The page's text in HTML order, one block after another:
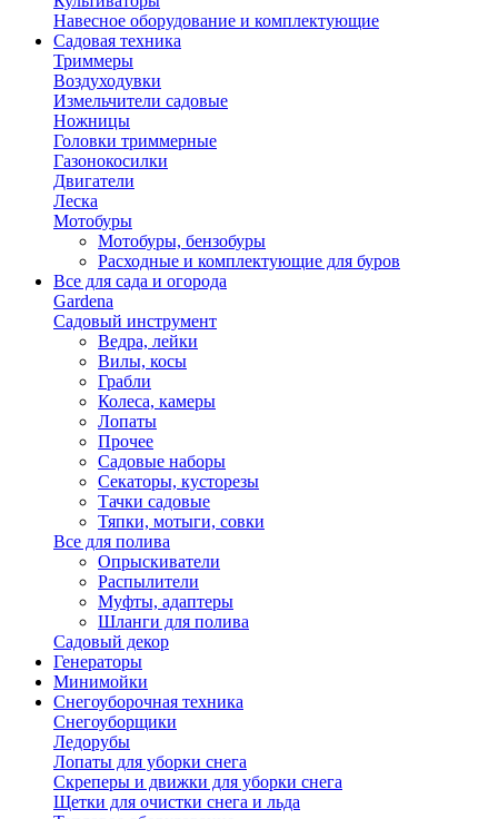
Навесное оборудование и комплектующие
Садовая техника
Триммеры
Воздуходувки
Измельчители садовые
Ножницы
Головки триммерные
Газонокосилки
Двигатели
Леска
Мотобуры
Мотобуры, бензобуры
Расходные и комплектующие для буров
Все для сада и огорода
Gardena
Садовый инструмент
Ведра, лейки
Вилы, косы
Грабли
Колеса, камеры
Лопаты
Прочее
Садовые наборы
Секаторы, кусторезы
Тачки садовые
Тяпки, мотыги, совки
Все для полива
Опрыскиватели
Распылители
Муфты, адаптеры
Шланги для полива
Садовый декор
Генераторы
Минимойки
Снегоуборочная техника
Снегоуборщики
Ледорубы
Лопаты для уборки снега
Скреперы и движки для уборки снега
Щетки для очистки снега и льда